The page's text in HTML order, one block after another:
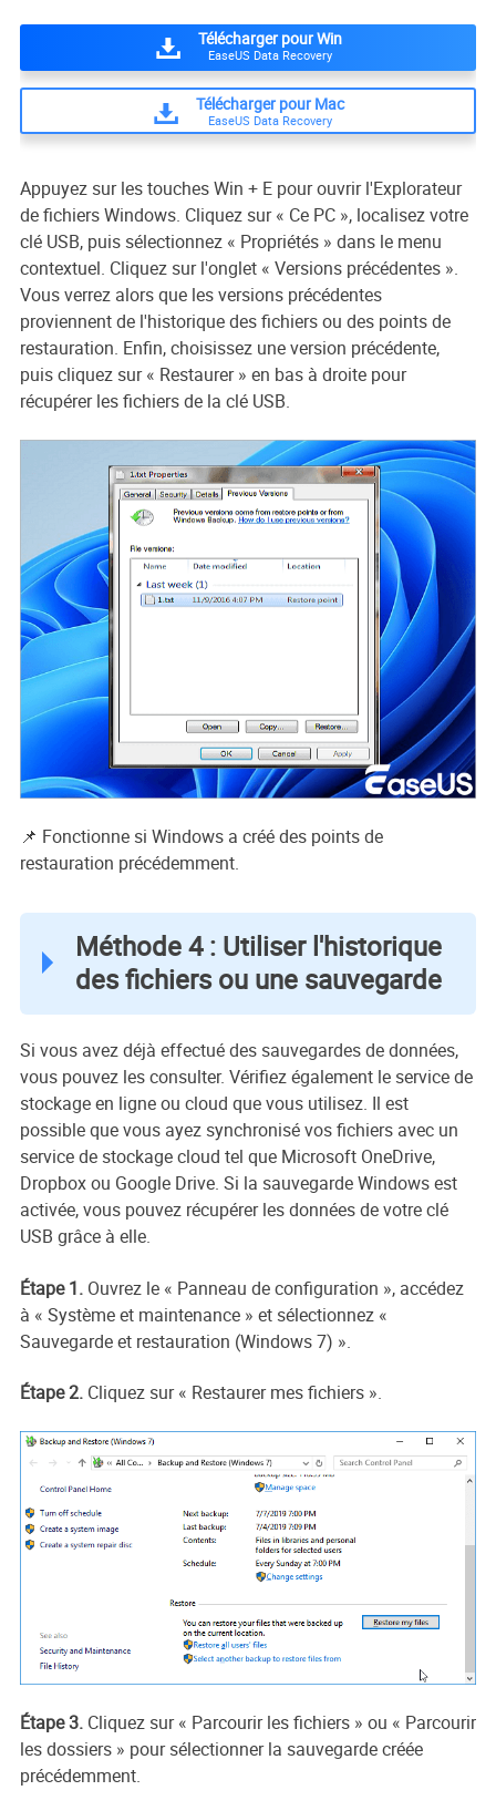
Télécharger pour Win
EaseUS Data Recovery
Télécharger pour Mac
EaseUS Data Recovery
Appuyez sur les touches Win + E pour ouvrir l'Explorateur
de fichiers Windows. Cliquez sur « Ce PC », localisez votre
clé USB, puis sélectionnez « Propriétés » dans le menu
contextuel. Cliquez sur l'onglet « Versions précédentes ».
Vous verrez alors que les versions précédentes
proviennent de l'historique des fichiers ou des points de
restauration. Enfin, choisissez une version précédente,
puis cliquez sur « Restaurer » en bas à droite pour
récupérer les fichiers de la clé USB.
📌 Fonctionne si Windows a créé des points de
restauration précédemment.
Méthode 4 : Utiliser l'historique
des fichiers ou une sauvegarde
Si vous avez déjà effectué des sauvegardes de données,
vous pouvez les consulter. Vérifiez également le service de
stockage en ligne ou cloud que vous utilisez. Il est
possible que vous ayez synchronisé vos fichiers avec un
service de stockage cloud tel que Microsoft OneDrive,
Dropbox ou Google Drive. Si la sauvegarde Windows est
activée, vous pouvez récupérer les données de votre clé
USB grâce à elle.
Étape 1.Ouvrez le « Panneau de configuration », accédez
à « Système et maintenance » et sélectionnez «
Sauvegarde et restauration (Windows 7) ».
Étape 2.Cliquez sur « Restaurer mes fichiers ».
Étape 3.Cliquez sur « Parcourir les fichiers » ou « Parcourir
les dossiers » pour sélectionner la sauvegarde créée
précédemment.